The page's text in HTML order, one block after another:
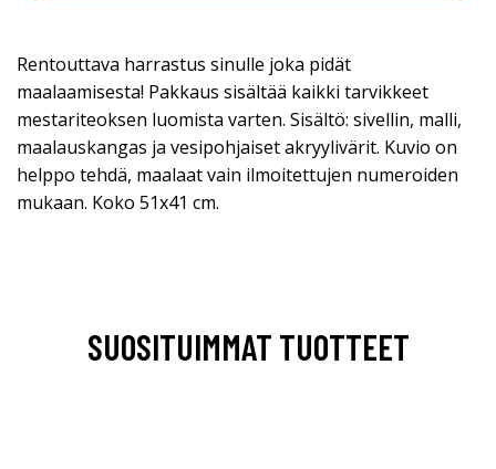
Rentouttava harrastus sinulle joka pidät
maalaamisesta! Pakkaus sisältää kaikki tarvikkeet
mestariteoksen luomista varten. Sisältö: sivellin, malli,
maalauskangas ja vesipohjaiset akryylivärit. Kuvio on
helppo tehdä, maalaat vain ilmoitettujen numeroiden
mukaan. Koko 51x41 cm.
SUOSITUIMMAT TUOTTEET